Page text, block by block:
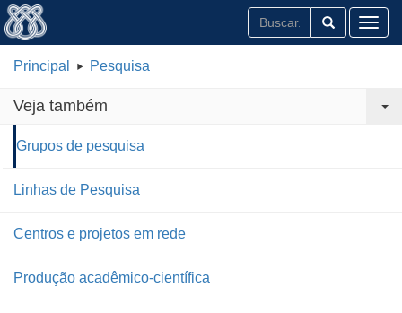
Principal Pesquisa
Veja também
Grupos de pesquisa
Linhas de Pesquisa
Centros e projetos em rede
Produção acadêmico-científica